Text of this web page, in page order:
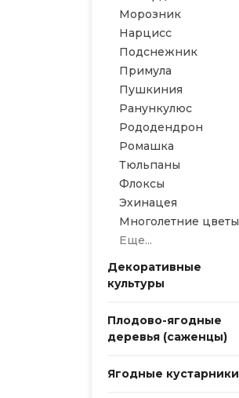
Морозник
Нарцисс
Подснежник
Примула
Пушкиния
Ранункулюс
Рододендрон
Ромашка
Тюльпаны
Флоксы
Эхинацея
Многолетние цветы
Еще...
Декоративные
культуры
Плодово-ягодные
деревья (саженцы)
Ягодные кустарники